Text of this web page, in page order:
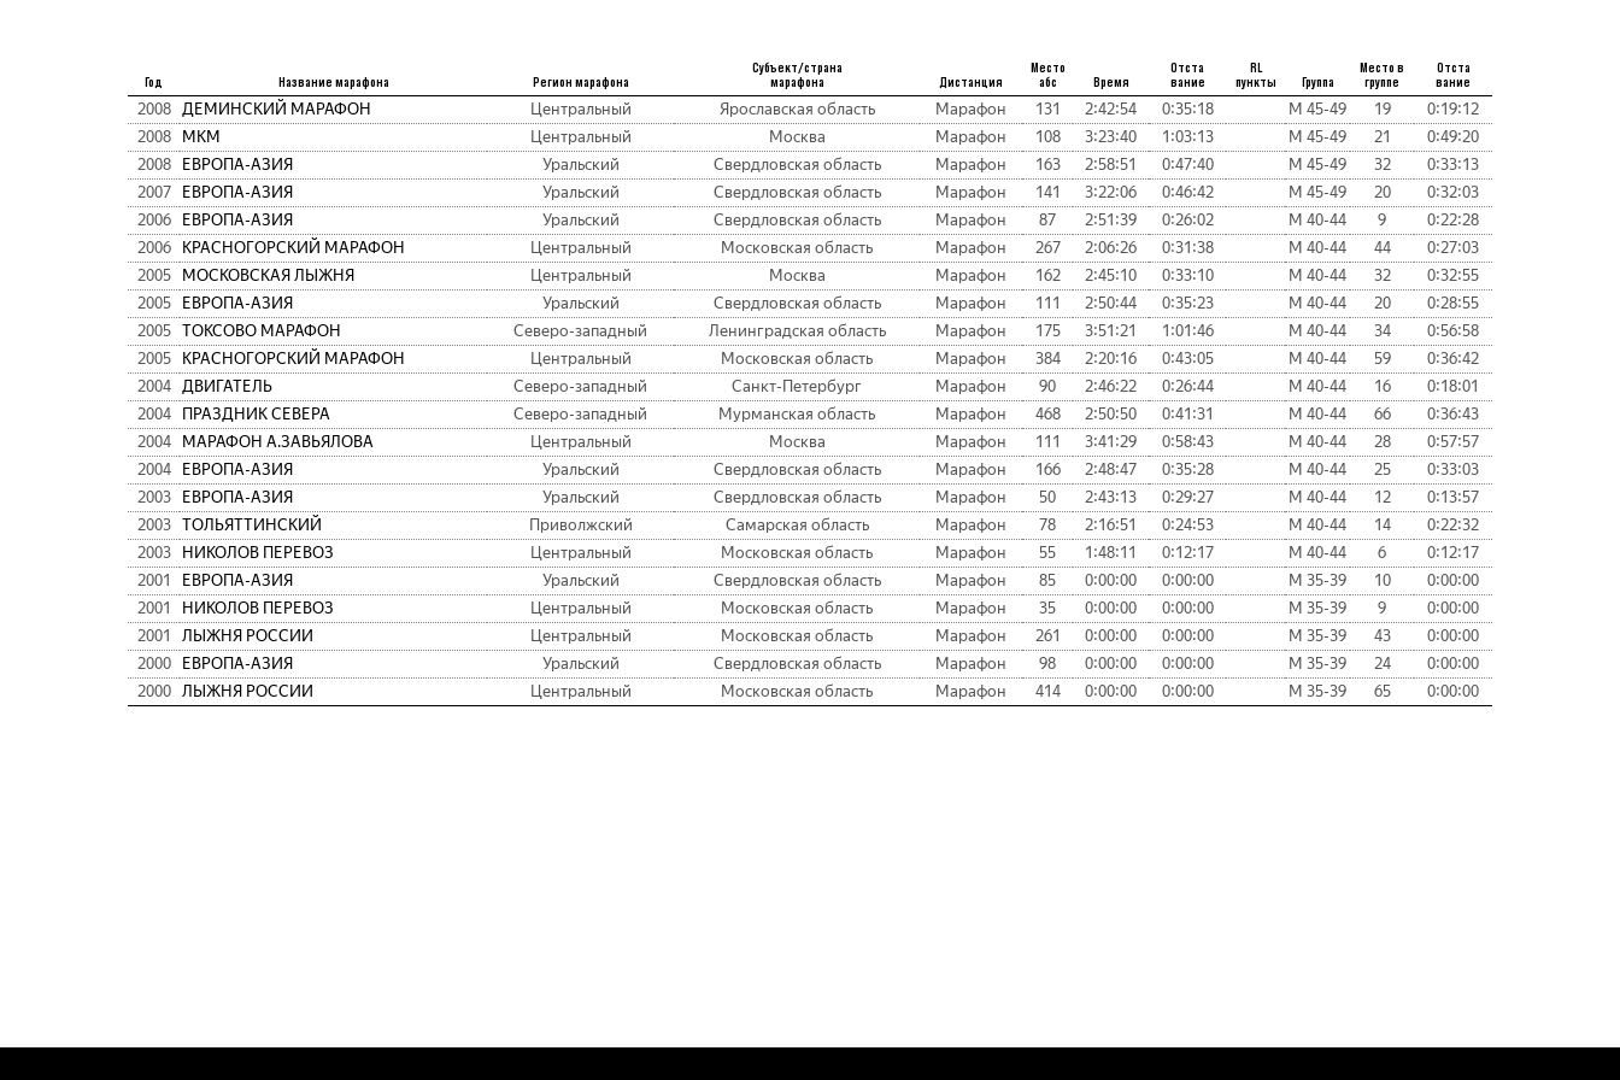
Год Название марафона Регион марафона
Субъект/страна
марафона
Дистанция
Место
абс
Время
Отста
вание
RL
пункты
Группа
Место в
группе
Отста
вание
2008 ДЕМИНСКИЙ МАРАФОН Центральный Ярославская область Марафон 131 2:42:54 0:35:18 М 45-49 19
0:19:12
2008
МКМ Центральный Москва Марафон 108 3:23:40 1:03:13 М 45-49 21
0:49:20
2008
ЕВРОПА-АЗИЯ Уральский Свердловская область Марафон 163 2:58:51 0:47:40 М 45-49 32
0:33:13
2007
ЕВРОПА-АЗИЯ Уральский Свердловская область Марафон 141 3:22:06 0:46:42 М 45-49 20
0:32:03
2006
ЕВРОПА-АЗИЯ Уральский Свердловская область Марафон 87 2:51:39 0:26:02 М 40-44 9
0:22:28
2006
КРАСНОГОРСКИЙ МАРАФОН Центральный Московская область Марафон 267 2:06:26 0:31:38 М 40-44 44
0:27:03
2005
МОСКОВСКАЯ ЛЫЖНЯ Центральный Москва Марафон 162 2:45:10 0:33:10 М 40-44 32
0:32:55
2005
ЕВРОПА-АЗИЯ Уральский Свердловская область Марафон 111 2:50:44 0:35:23 М 40-44 20
0:28:55
2005
ТОКСОВО МАРАФОН Северо-западный Ленинградская область Марафон 175 3:51:21 1:01:46 М 40-44 34
0:56:58
2005
КРАСНОГОРСКИЙ МАРАФОН Центральный Московская область Марафон 384 2:20:16 0:43:05 М 40-44 59
0:36:42
2004
ДВИГАТЕЛЬ Северо-западный Санкт-Петербург Марафон 90 2:46:22 0:26:44 М 40-44 16
0:18:01
2004
ПРАЗДНИК СЕВЕРА Северо-западный Мурманская область Марафон 468 2:50:50 0:41:31 М 40-44 66
0:36:43
2004
МАРАФОН А.ЗАВЬЯЛОВА Центральный Москва Марафон 111 3:41:29 0:58:43 М 40-44 28
0:57:57
2004
ЕВРОПА-АЗИЯ Уральский Свердловская область Марафон 166 2:48:47 0:35:28 М 40-44 25
0:33:03
2003
ЕВРОПА-АЗИЯ Уральский Свердловская область Марафон 50 2:43:13 0:29:27 М 40-44 12
0:13:57
2003
ТОЛЬЯТТИНСКИЙ Приволжский Самарская область Марафон 78 2:16:51 0:24:53 М 40-44 14
0:22:32
2003
НИКОЛОВ ПЕРЕВОЗ Центральный Московская область Марафон 55 1:48:11 0:12:17 М 40-44 6
0:12:17
2001
ЕВРОПА-АЗИЯ Уральский Свердловская область Марафон 85 0:00:00 0:00:00 М 35-39 10
0:00:00
2001
НИКОЛОВ ПЕРЕВОЗ Центральный Московская область Марафон 35 0:00:00 0:00:00 М 35-39 9
0:00:00
2001
ЛЫЖНЯ РОССИИ Центральный Московская область Марафон 261 0:00:00 0:00:00 М 35-39 43
0:00:00
2000
ЕВРОПА-АЗИЯ Уральский Свердловская область Марафон 98 0:00:00 0:00:00 М 35-39 24
0:00:00
2000
ЛЫЖНЯ РОССИИ Центральный Московская область Марафон 414 0:00:00 0:00:00 М 35-39 65 0:00:00